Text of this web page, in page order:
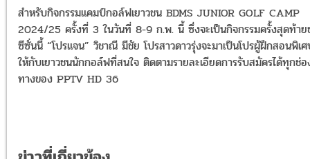
สำหรับกิจกรรมแคมป์กอล์ฟเยาวชน BDMS JUNIOR GOLF CAMP
2024/25 ครั้งที่ 3 ในวันที่ 8-9 ก.พ. นี้ ซึ่งจะเป็นกิจกรรมครั้งสุดท้าย
ซีซั่นนี้ “โปรแจน” วิชาณี มีชัย โปรสาวดาวรุ่งจะมาเป็นโปรผู้ฝึกสอนพิเ
ให้กับเยาวชนนักกอล์ฟที่สนใจ ติดตามรายละเอียดการรับสมัครได้ทุกช่อ
ทางของ PPTV HD 36